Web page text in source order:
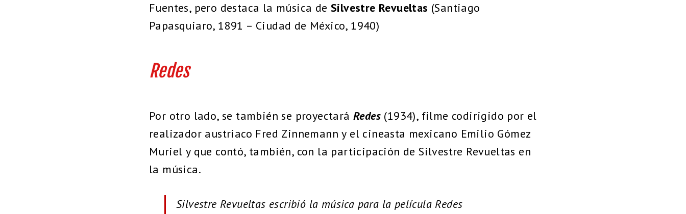
Fuentes, pero destaca la música de Silvestre Revueltas (Santiago
Papasquiaro, 1891 – Ciudad de México, 1940)
Redes
Por otro lado, se también se proyectará Redes (1934), filme codirigido por el
realizador austriaco Fred Zinnemann y el cineasta mexicano Emilio Gómez
Muriel y que contó, también, con la participación de Silvestre Revueltas en
la música.
Silvestre Revueltas escribió la música para la película Redes